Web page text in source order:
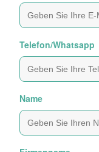
Telefon/Whatsapp
Name